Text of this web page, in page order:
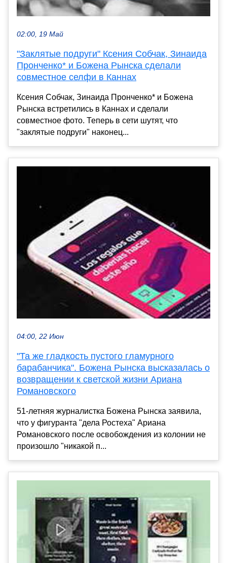
02:00, 19 Май
"Заклятые подруги" Ксения Собчак, Зинаида
Пронченко* и Божена Рынска сделали
совместное селфи в Каннах
Ксения Собчак, Зинаида Пронченко* и Божена
Рынска встретились в Каннах и сделали
совместное фото. Теперь в сети шутят, что
"заклятые подруги" наконец...
04:00, 22 Июн
"Та же гладкость пустого гламурного
барабанчика". Божена Рынска высказалась о
возвращении к светской жизни Ариана
Романовского
51-летняя журналистка Божена Рынска заявила,
что у фигуранта "дела Ростеха" Ариана
Романовского после освобождения из колонии не
произошло "никакой п...